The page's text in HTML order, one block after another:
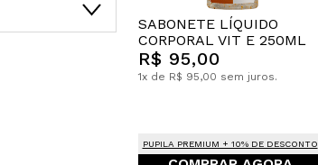
SABONETE LÍQUIDO
CORPORAL VIT E 250ML
R$ 95,00
1x de R$ 95,00 sem juros.
PUPILA PREMIUM + 10% DE DESCONTO